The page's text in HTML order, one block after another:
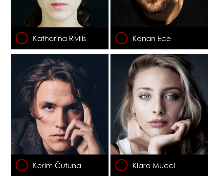
Katharina Rivilis Kenan Ece
Kerim Čutuna Klara Mucci